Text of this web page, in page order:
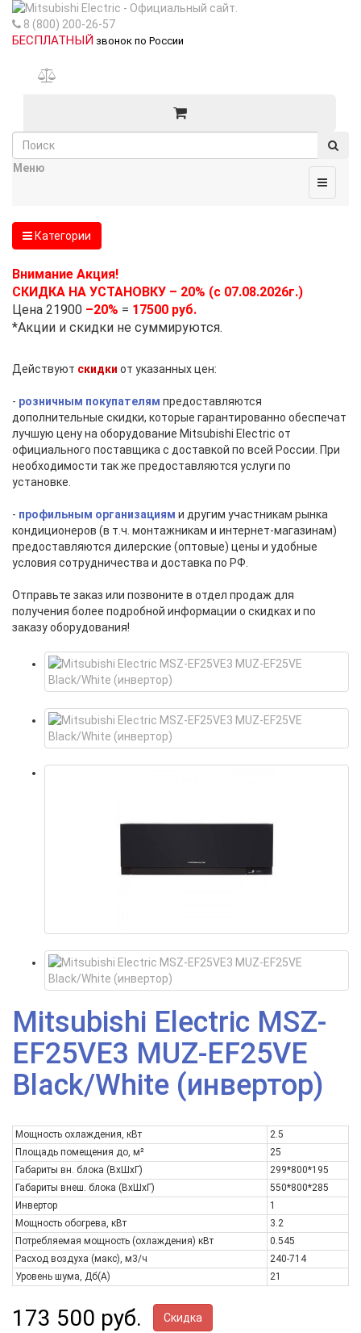
8 (800) 200-26-57
БЕСПЛАТНЫЙ звонок по России
Меню
Категории
Внимание Акция!
СКИДКА НА УСТАНОВКУ – 20% (с 07.08.2026г.)
Цена 21900 –20% = 17500 руб.
*Акции и скидки не суммируются.
Действуют скидки от указанных цен:
- розничным покупателям предоставляются
дополнительные скидки, которые гарантированно обеспечат
лучшую цену на оборудование Mitsubishi Electric от
официального поставщика с доставкой по всей России. При
необходимости так же предоставляются услуги по
установке.
- профильным организациям и другим участникам рынка
кондиционеров (в т.ч. монтажникам и интернет-магазинам)
предоставляются дилерские (оптовые) цены и удобные
условия сотрудничества и доставка по РФ.
Отправьте заказ или позвоните в отдел продаж для
получения более подробной информации о скидках и по
заказу оборудования!
Mitsubishi Electric MSZ-
EF25VE3 MUZ-EF25VE
Black/White (инвертор)
Мощность охлаждения, кВт
2.5
Площадь помещения до, м²
25
Габариты вн. блока (ВxШxГ)
299*800*195
Габариты внеш. блока (ВxШxГ)
550*800*285
Инвертор
1
Мощность обогрева, кВт
3.2
Потребляемая мощность (охлаждения) кВт
0.545
Расход воздуха (макс), м3/ч
240-714
Уровень шума, Дб(А)
21
173 500 руб. Скидка